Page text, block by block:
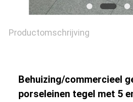
Productomschrijving
Behuizing/commercieel
porseleinen tegel met 5